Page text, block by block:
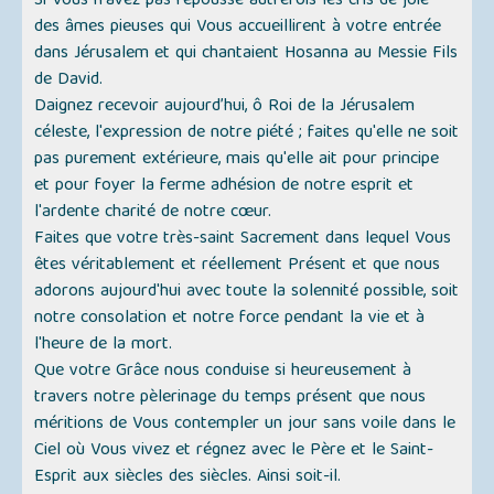
des âmes pieuses qui Vous accueillirent à votre entrée
dans Jérusalem et qui chantaient Hosanna au Messie Fils
de David.
Daignez recevoir aujourd’hui, ô Roi de la Jérusalem
céleste, l'expression de notre piété ; faites qu'elle ne soit
pas purement extérieure, mais qu'elle ait pour principe
et pour foyer la ferme adhésion de notre esprit et
l'ardente charité de notre cœur.
Faites que votre très-saint Sacrement dans lequel Vous
êtes véritablement et réellement Présent et que nous
adorons aujourd'hui avec toute la solennité possible, soit
notre consolation et notre force pendant la vie et à
l'heure de la mort.
Que votre Grâce nous conduise si heureusement à
travers notre pèlerinage du temps présent que nous
méritions de Vous contempler un jour sans voile dans le
Ciel où Vous vivez et régnez avec le Père et le Saint-
Esprit aux siècles des siècles. Ainsi soit-il.